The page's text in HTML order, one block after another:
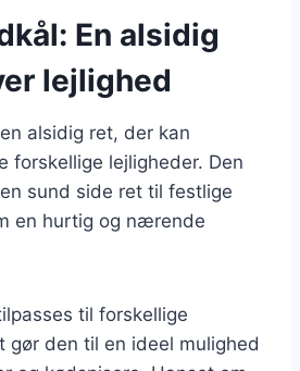
En alsidig
lejlighed
alsidig ret, der kan
forskellige lejligheder. Den
sund side ret til festlige
en hurtig og nærende
til forskellige
gør den til en ideel mulighed